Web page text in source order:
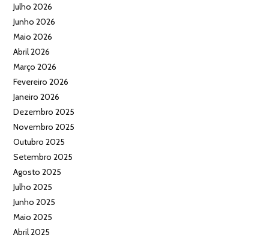
Julho 2026
Junho 2026
Maio 2026
Abril 2026
Março 2026
Fevereiro 2026
Janeiro 2026
Dezembro 2025
Novembro 2025
Outubro 2025
Setembro 2025
Agosto 2025
Julho 2025
Junho 2025
Maio 2025
Abril 2025